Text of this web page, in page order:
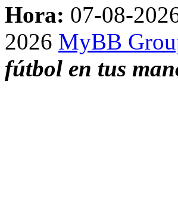
Hora: 07-08-
2026 MyBB
fútbol en tus